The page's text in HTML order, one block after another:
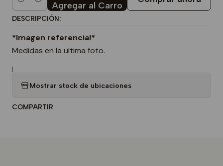
Cantidad Agregar al Carro
DESCRIPCIÓN:
*Imagen referencial*
Medidas en la ultima foto.
|
Mostrar stock de ubicaciones
COMPARTIR